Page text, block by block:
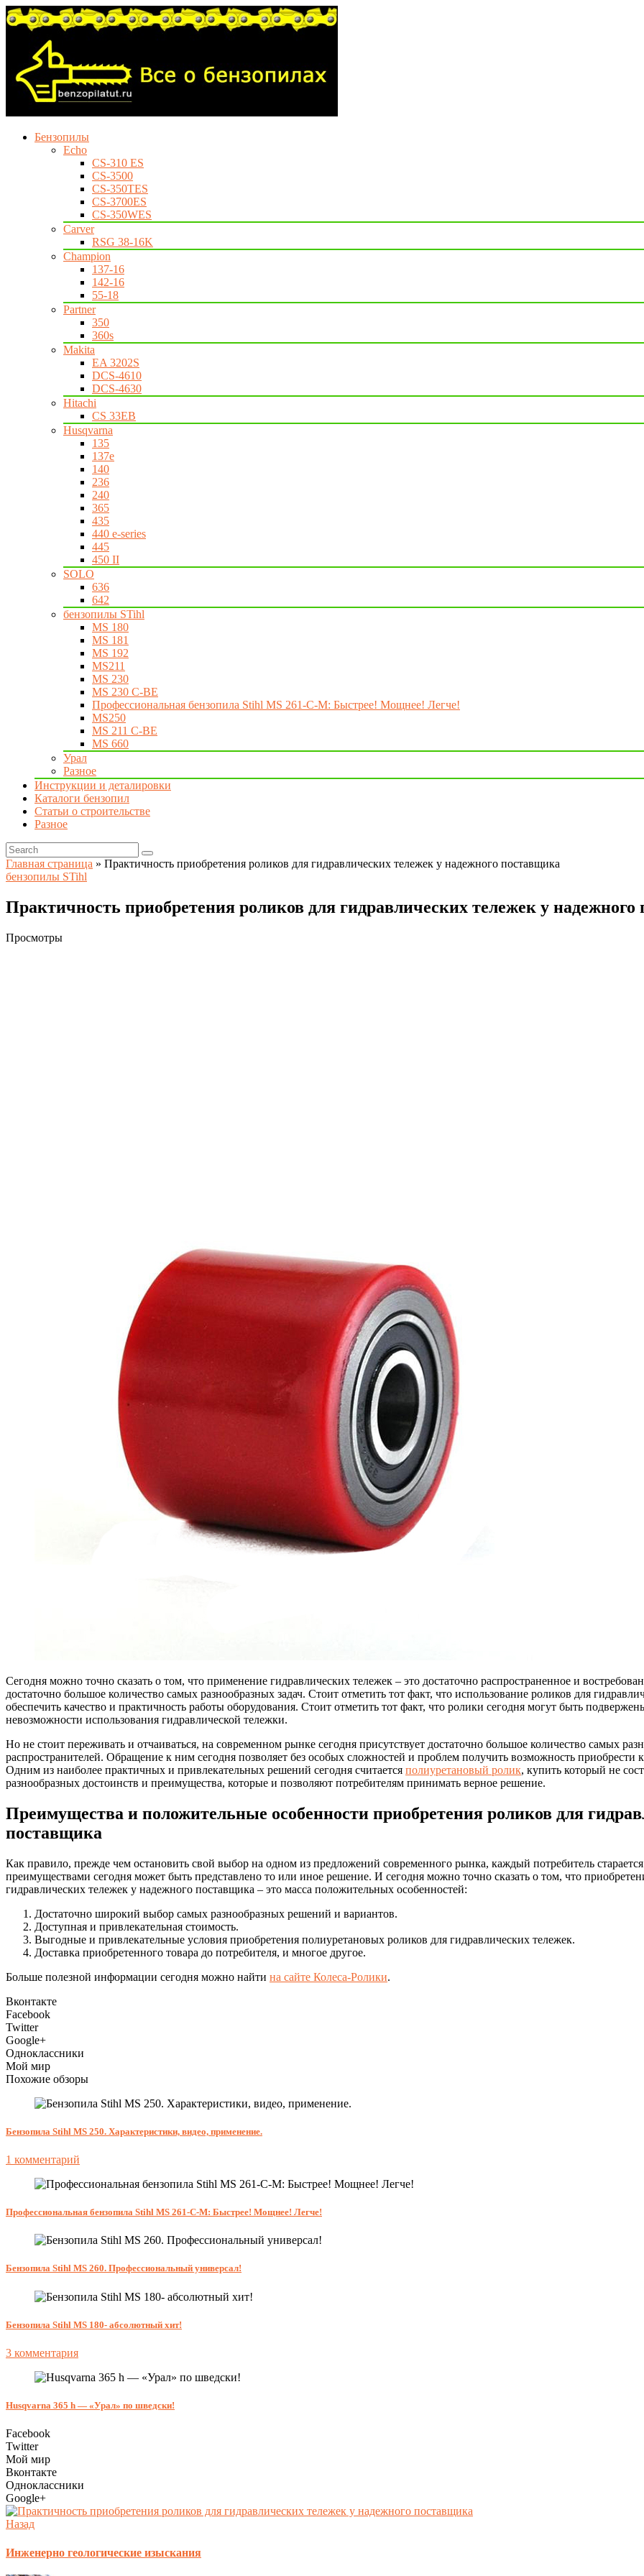
Бензопилы
Echo
CS-310 ES
CS-3500
CS-350TES
CS-3700ES
CS-350WES
Carver
RSG 38-16K
Champion
137-16
142-16
55-18
Partner
350
360s
Makita
EA 3202S
DCS-4610
DCS-4630
Hitachi
CS 33EB
Husqvarna
135
137e
140
236
240
365
435
440 e-series
445
450 II
SOLO
636
642
бензопилы STihl
MS 180
MS 181
MS 192
MS211
MS 230
MS 230 C-BE
Профессиональная бензопила Stihl MS 261-C-M: Быстрее! Мощнее! Легче!
MS250
MS 211 C-BE
MS 660
Урал
Разное
Инструкции и деталировки
Каталоги бензопил
Статьи о строительстве
Разное
Главная страница » Практичность приобретения роликов для гидравлических тележек у надежного поставщика
бензопилы STihl
Практичность приобретения роликов для гидравлических тележек у надежного
Просмотры
Сегодня можно точно сказать о том, что применение гидравлических тележек – это достаточно распространенное и
достаточно большое количество самых разнообразных задач. Стоит отметить тот факт, что использование роликов для
обеспечить качество и практичность работы оборудования. Стоит отметить тот факт, что ролики сегодня могут быть
невозможности использования гидравлической тележки.
Но не стоит переживать и отчаиваться, на современном рынке сегодня присутствует достаточно большое количество самых
распространителей. Обращение к ним сегодня позволяет без особых сложностей и проблем получить возможность
Одним из наиболее практичных и привлекательных решений сегодня считается полиуретановый ролик, купить который не
разнообразных достоинств и преимущества, которые и позволяют потребителям принимать верное решение.
Преимущества и положительные особенности приобретения роликов для
поставщика
Как правило, прежде чем остановить свой выбор на одном из предложений современного рынка, каждый потребитель
преимуществами сегодня может быть представлено то или иное решение. И сегодня можно точно сказать о том, что
гидравлических тележек у надежного поставщика – это масса положительных особенностей:
Достаточно широкий выбор самых разнообразных решений и вариантов.
Доступная и привлекательная стоимость.
Выгодные и привлекательные условия приобретения полиуретановых роликов для гидравлических тележек.
Доставка приобретенного товара до потребителя, и многое другое.
Больше полезной информации сегодня можно найти на сайте Колеса-Ролики.
Вконтакте
Facebook
Twitter
Google+
Одноклассники
Мой мир
Похожие обзоры
Бензопила Stihl MS 250. Характеристики, видео, применение.
1 комментарий
Профессиональная бензопила Stihl MS 261-C-M: Быстрее! Мощнее! Легче!
Бензопила Stihl MS 260. Профессиональный универсал!
Бензопила Stihl MS 180- абсолютный хит!
3 комментария
Husqvarna 365 h — «Урал» по шведски!
Facebook
Twitter
Мой мир
Вконтакте
Одноклассники
Google+
Назад
Инженерно геологические изыскания